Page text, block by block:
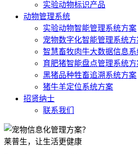
实验动物标识产品
动物管理系统
实验动物智能管理系统方案
宠物数字化智能管理系统方
智慧畜牧肉牛大数据信息
育肥猪智能盘点管理系统方
黑猪品种牲畜追溯系统方案
猪牛羊定位系统方案
招贤纳士
联系我们
莱普生，让生活更健康